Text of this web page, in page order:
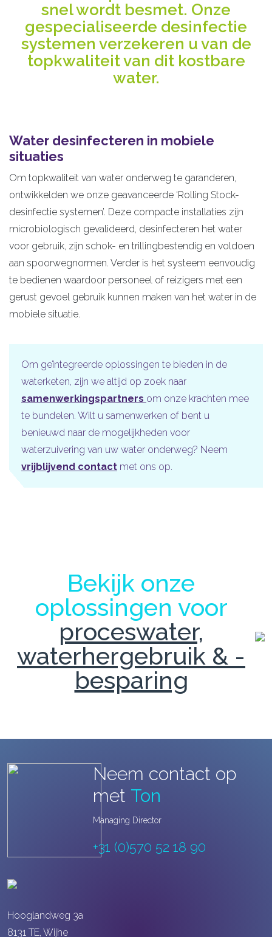
snel wordt besmet. Onze
gespecialiseerde desinfectie
systemen verzekeren u van de
topkwaliteit van dit kostbare
water.
Water desinfecteren in mobiele
situaties
Om topkwaliteit van water onderweg te garanderen,
ontwikkelden we onze geavanceerde ‘Rolling Stock-
desinfectie systemen’. Deze compacte installaties zijn
microbiologisch gevalideerd, desinfecteren het water
voor gebruik, zijn schok- en trillingbestendig en voldoen
aan spoorwegnormen. Verder is het systeem eenvoudig
te bedienen waardoor personeel of reizigers met een
gerust gevoel gebruik kunnen maken van het water in de
mobiele situatie.
Om geïntegreerde oplossingen te bieden in de
waterketen, zijn we altijd op zoek naar
samenwerkingspartners om onze krachten mee
te bundelen. Wilt u samenwerken of bent u
benieuwd naar de mogelijkheden voor
waterzuivering van uw water onderweg? Neem
vrijblijvend contact met ons op.
Bekijk onze
oplossingen voor
proceswater,
waterhergebruik & -
besparing
Neem contact op
met Ton
Managing Director
+31 (0)570 52 18 90
Hooglandweg 3a
8131 TE, Wijhe